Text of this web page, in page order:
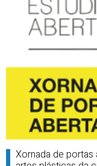
Xornada de portas